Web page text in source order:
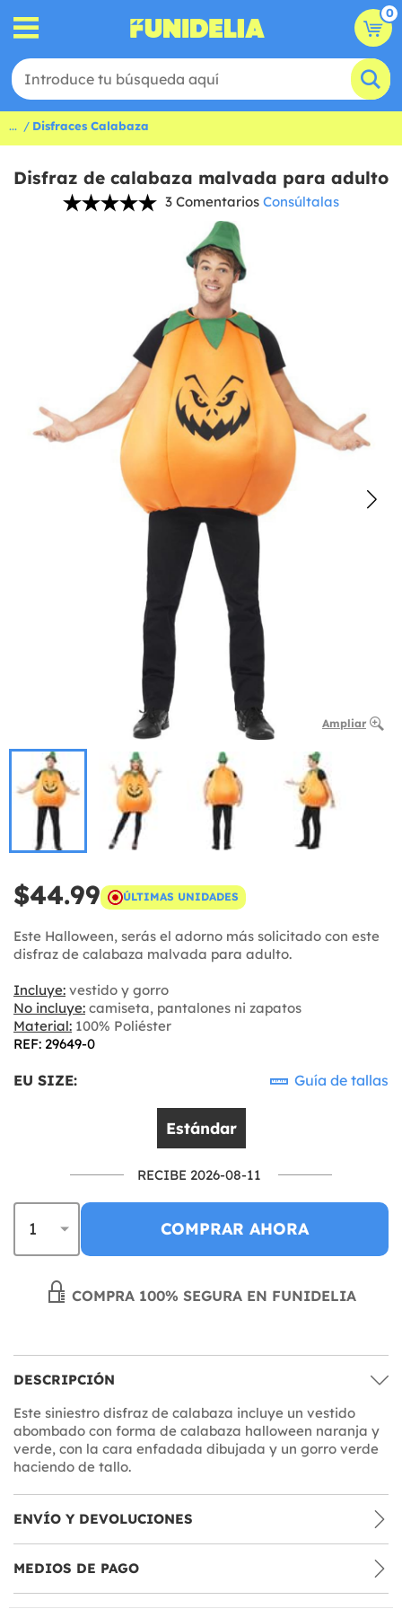
0
... Disfraces Calabaza
Disfraz de calabaza malvada para adulto
3 Comentarios Consúltalas
Ampliar
$44.99 ÚLTIMAS UNIDADES
Este Halloween, serás el adorno más solicitado con este
disfraz de calabaza malvada para adulto.
Incluye: vestido y gorro
No incluye: camiseta, pantalones ni zapatos
Material: 100% Poliéster
REF: 29649-0
EU SIZE: Guía de tallas
Estándar
RECIBE 2026-08-11
COMPRAR AHORA
COMPRA 100% SEGURA EN FUNIDELIA
DESCRIPCIÓN
Este siniestro disfraz de calabaza incluye un vestido
abombado con forma de calabaza halloween naranja y
verde, con la cara enfadada dibujada y un gorro verde
haciendo de tallo.
ENVÍO Y DEVOLUCIONES
MEDIOS DE PAGO